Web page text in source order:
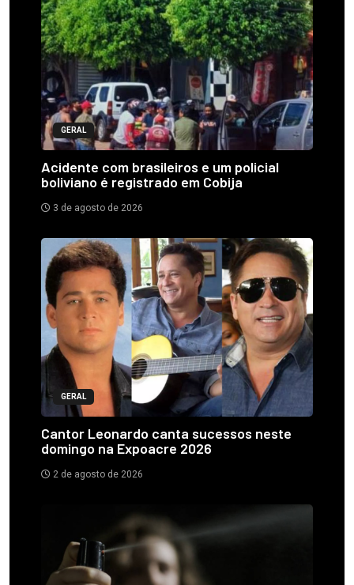
GERAL
Acidente com brasileiros e um policial
boliviano é registrado em Cobija
3 de agosto de 2026
GERAL
Cantor Leonardo canta sucessos neste
domingo na Expoacre 2026
2 de agosto de 2026